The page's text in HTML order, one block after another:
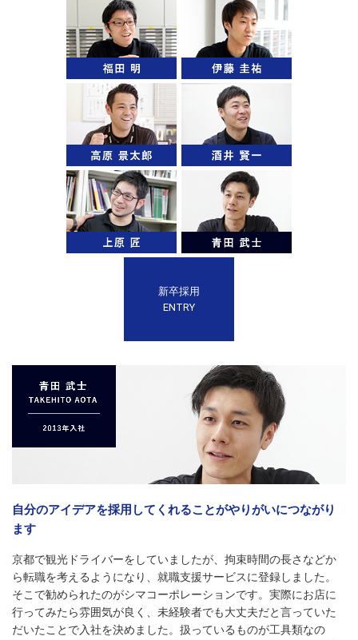
新卒採用
ENTRY
自分のアイデアを採用してくれることがやりがいにつながり
ます
京都で観光ドライバーをしていましたが、拘束時間の長さなどか
ら転職を考えるようになり、就職支援サービスに登録しました。
そこで勧められたのがシマコーポレーションです。実際にお店に
行ってみたら雰囲気が良く、未経験者でも大丈夫だと言っていた
だいたことで入社を決めました。扱っているものが工具類なの